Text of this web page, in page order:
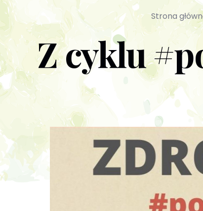
Diagnoza psychologiczna (testy
Konsultacja biegłego psychologa
Psychoterapia indywidualna (PL / EN)
Wsparcie dla firm
Strona
Z cyklu